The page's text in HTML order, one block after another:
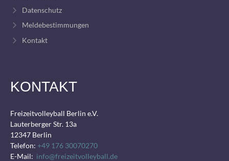
Datenschutz
Meldebestimmungen
Kontakt
KONTAKT
Freizeitvolleyball Berlin e.V.
Lauterberger Str. 13a
12347 Berlin
Telefon: +49 176 30070270
E-Mail: info@freizeitvolleyball.de